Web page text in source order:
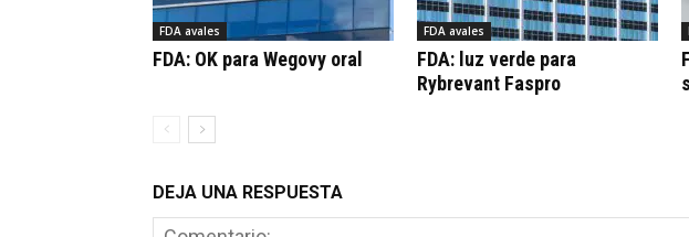
FDA avales
FDA: OK para Wegovy oral
FDA avales
FDA: luz verde para
Rybrevant Faspro
DEJA UNA RESPUESTA